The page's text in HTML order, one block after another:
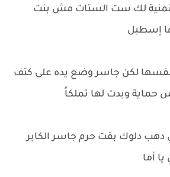
لك ست الستات مش بنت
إسطبل
لكن جاسر وضع يده على كتف
حماية وبدت لها تملكاً
دلوك بقت حرم جاسر الكابر
أما